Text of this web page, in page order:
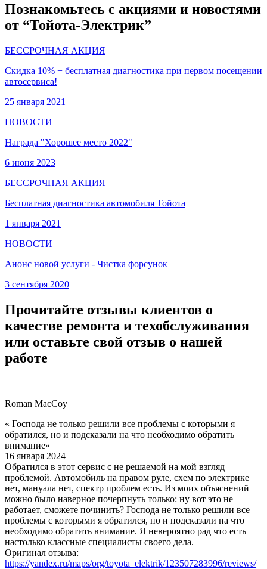
Познакомьтесь с акциями и новостями
от “Тойота-Электрик”
БЕССРОЧНАЯ АКЦИЯ
Скидка 10% + бесплатная диагностика при первом посещении
автосервиса!
25 января 2021
НОВОСТИ
Награда "Хорошее место 2022"
6 июня 2023
БЕССРОЧНАЯ АКЦИЯ
Бесплатная диагностика автомобиля Тойота
1 января 2021
НОВОСТИ
Анонс новой услуги - Чистка форсунок
3 сентября 2020
Прочитайте отзывы клиентов о
качестве ремонта и техобслуживания
или оставьте свой отзыв о нашей
работе
Roman MacCoy
« Господа не только решили все проблемы с которыми я
обратился, но и подсказали на что необходимо обратить
внимание»
16 января 2024
Обратился в этот сервис с не решаемой на мой взгляд
проблемой. Автомобиль на правом руле, схем по электрике
нет, мануала нет, спектр проблем есть. Из моих объяснений
можно было наверное почерпнуть только: ну вот это не
работает, сможете починить? Господа не только решили все
проблемы с которыми я обратился, но и подсказали на что
необходимо обратить внимание. Я невероятно рад что есть
настолько классные специалисты своего дела.
Оригинал отзыва:
https://yandex.ru/maps/org/toyota_elektrik/123507283996/reviews/